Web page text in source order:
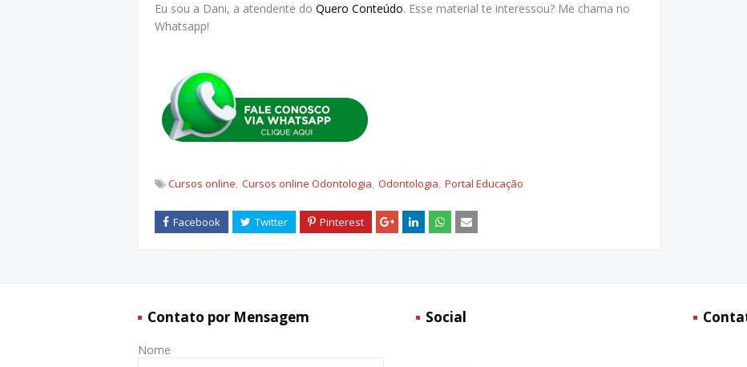
Eu sou a Dani, a atendente do Quero Conteúdo. Esse material te interessou? Me chama no
Whatsapp!
Cursos online Cursos online Odontologia Odontologia Portal Educação
Contato por Mensagem
Nome
Social